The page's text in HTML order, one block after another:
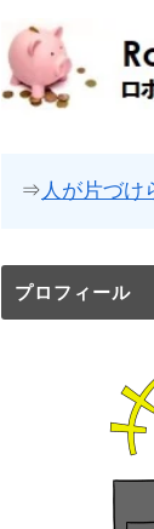
⇒ 人が片づけ
プロフィール